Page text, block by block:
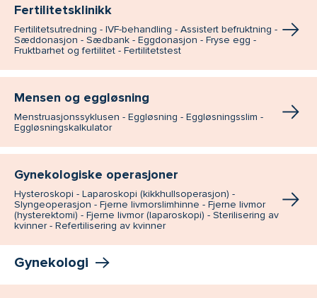
Fertilitetsklinikk
Fertilitetsutredning - IVF-behandling - Assistert befruktning -
Sæddonasjon - Sædbank - Eggdonasjon - Fryse egg -
Fruktbarhet og fertilitet - Fertilitetstest
Mensen og eggløsning
Menstruasjonssyklusen - Eggløsning - Eggløsningsslim -
Eggløsningskalkulator
Gynekologiske operasjoner
Hysteroskopi - Laparoskopi (kikkhullsoperasjon) -
Slyngeoperasjon - Fjerne livmorslimhinne - Fjerne livmor
(hysterektomi) - Fjerne livmor (laparoskopi) - Sterilisering av
kvinner - Refertilisering av kvinner
Gynekologi